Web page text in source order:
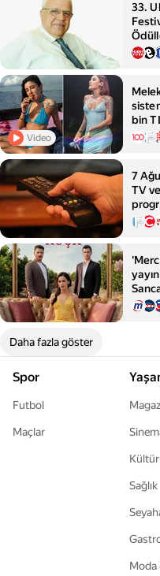
33.
Video
bin
7
TV
Daha fazla göster
Spor
Futbol
Maçlar
Sağlık
Moda